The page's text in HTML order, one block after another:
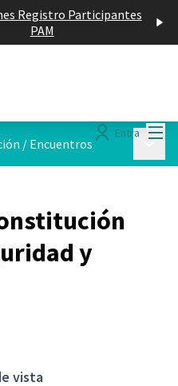
Registro Participantes
PAM
Entra
/ Encuentros
y
vista